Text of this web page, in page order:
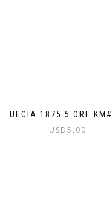
SUECIA 1875 5 ÖRE
USD5,00